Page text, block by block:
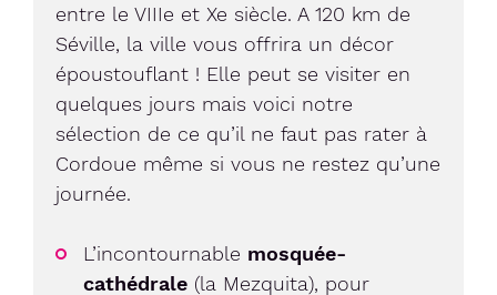
entre le VIIIe et Xe siècle. A 120 km de
Séville, la ville vous offrira un décor
époustouflant ! Elle peut se visiter en
quelques jours mais voici notre
sélection de ce qu’il ne faut pas rater à
Cordoue même si vous ne restez qu’une
journée.
L’incontournable mosquée-
cathédrale (la Mezquita), pour